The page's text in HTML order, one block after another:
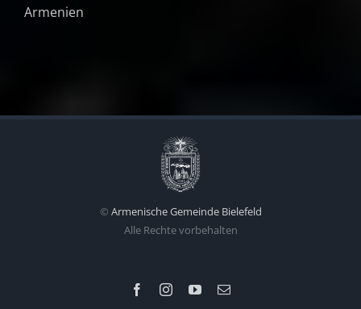
Armenien
© Armenische Gemeinde Bielefeld
Alle Rechte vorbehalten
FacebookInstagramYouTubeEmail